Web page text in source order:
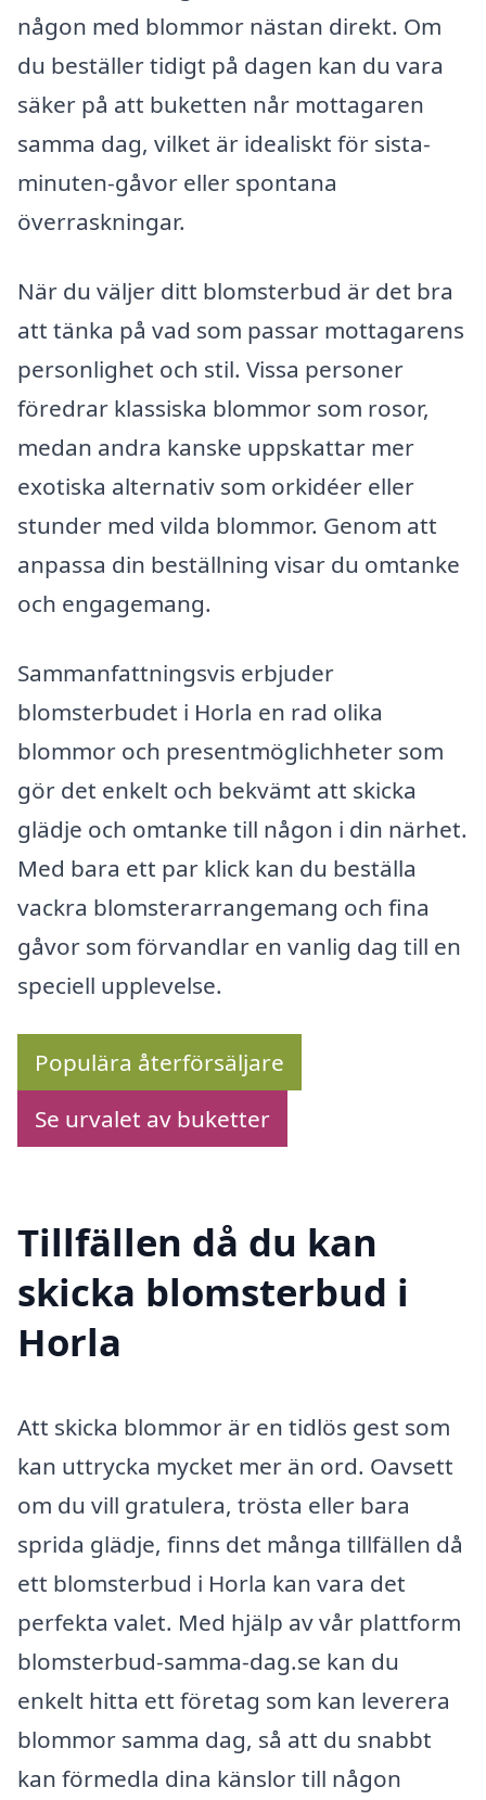
någon med blommor nästan direkt. Om
du beställer tidigt på dagen kan du vara
säker på att buketten når mottagaren
samma dag, vilket är idealiskt för sista-
minuten-gåvor eller spontana
överraskningar.
När du väljer ditt blomsterbud är det bra
att tänka på vad som passar mottagarens
personlighet och stil. Vissa personer
föredrar klassiska blommor som rosor,
medan andra kanske uppskattar mer
exotiska alternativ som orkidéer eller
stunder med vilda blommor. Genom att
anpassa din beställning visar du omtanke
och engagemang.
Sammanfattningsvis erbjuder
blomsterbudet i Horla en rad olika
blommor och presentmöglichheter som
gör det enkelt och bekvämt att skicka
glädje och omtanke till någon i din närhet.
Med bara ett par klick kan du beställa
vackra blomsterarrangemang och fina
gåvor som förvandlar en vanlig dag till en
speciell upplevelse.
Populära återförsäljare
Se urvalet av buketter
Tillfällen då du kan
skicka blomsterbud i
Horla
Att skicka blommor är en tidlös gest som
kan uttrycka mycket mer än ord. Oavsett
om du vill gratulera, trösta eller bara
sprida glädje, finns det många tillfällen då
ett blomsterbud i Horla kan vara det
perfekta valet. Med hjälp av vår plattform
blomsterbud-samma-dag.se kan du
enkelt hitta ett företag som kan leverera
blommor samma dag, så att du snabbt
kan förmedla dina känslor till någon